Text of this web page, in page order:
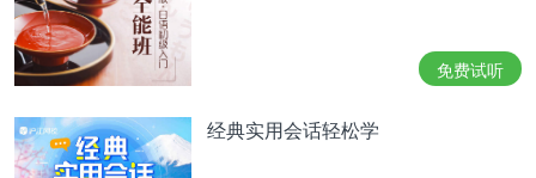
免费试听
经典实用会话轻松学